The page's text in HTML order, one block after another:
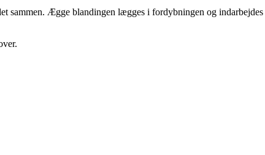
sammen. Ægge blandingen lægges i fordybningen og